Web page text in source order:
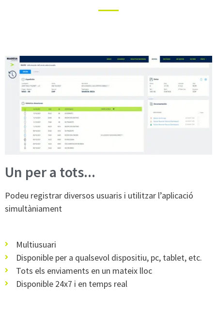
Un per a tots...
Podeu registrar diversos usuaris i utilitzar l’aplicació
simultàniament
Multiusuari
Disponible per a qualsevol dispositiu, pc, tablet, etc.
Tots els enviaments en un mateix lloc
Disponible 24x7 i en temps real